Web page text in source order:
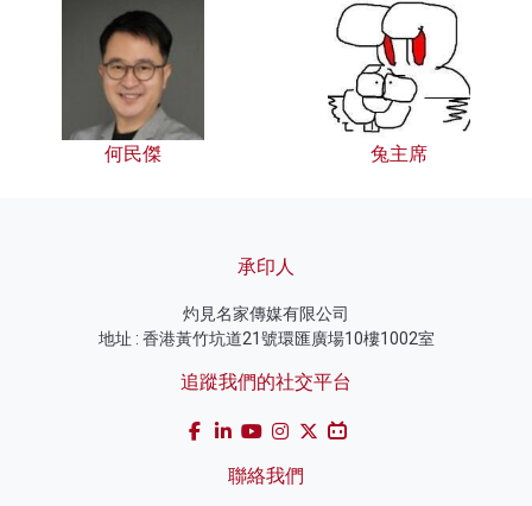
何民傑 兔主席
承印人
灼見名家傳媒有限公司
地址 : 香港黃竹坑道21號環匯廣場10樓1002室
追蹤我們的社交平台
聯絡我們